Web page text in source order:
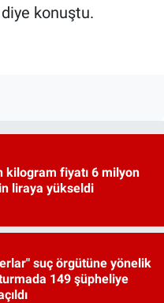
konuştu.
kilogram fiyatı 6 milyon
liraya yükseldi
suç örgütüne yönelik
149 şüpheliye